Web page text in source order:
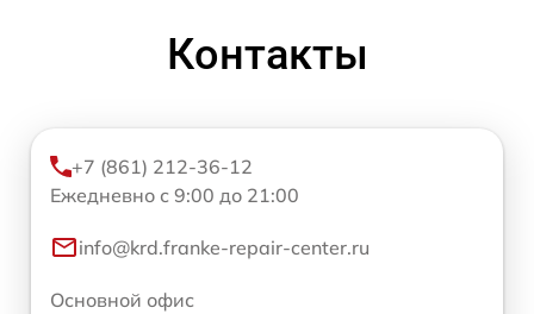
Контакты
+7 (861) 212-36-12
Ежедневно с 9:00 до 21:00
info@krd.franke-repair-center.ru
Основной офис